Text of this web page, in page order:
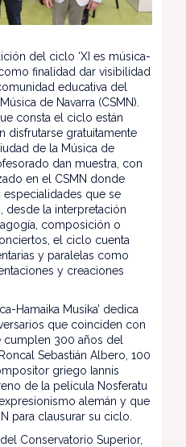
del ciclo ‘XI es música-
finalidad dar visibilidad
educativa del
de Navarra (CSMN).
consta el ciclo están
disfrutarse gratuitamente
de la Música de
dan muestra, con
en el CSMN donde
especialidades que se
desde la interpretación
composición o
el ciclo cuenta
y paralelas como
y creaciones
Hamaika Musika’ dedica
que coinciden con
cumplen 300 años del
Sebastián Albero, 100
griego Iannis
de la película Nosferatu
alemán y que
para clausurar su ciclo.
Conservatorio Superior,